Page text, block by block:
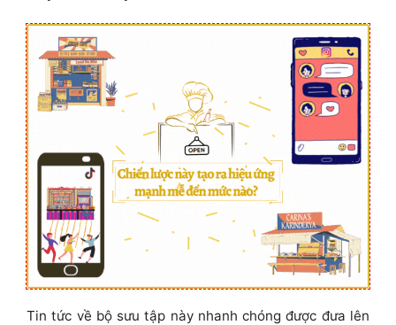
Tin tức về bộ sưu tập này nhanh chóng được đưa lên